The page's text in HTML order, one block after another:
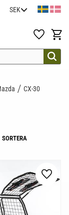
Favoriter
CX-30
SORTERA
Lägg